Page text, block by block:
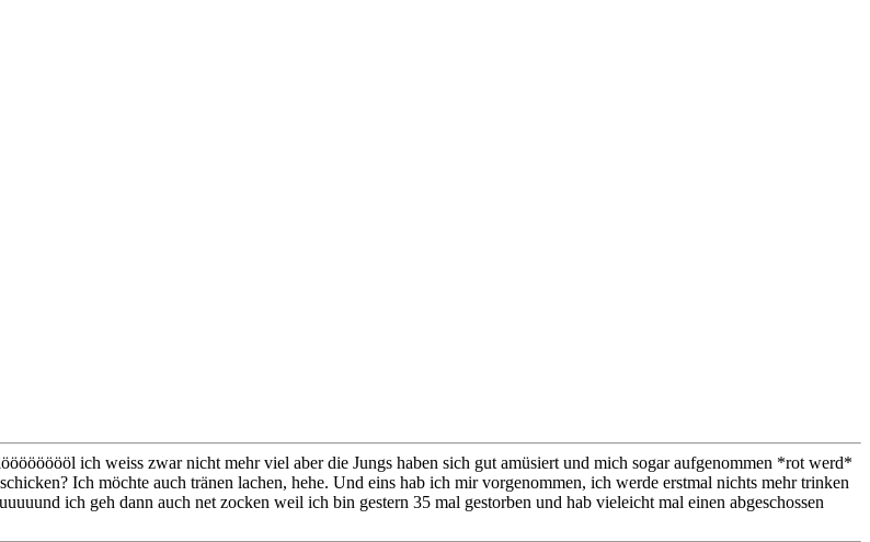
ich weiss zwar nicht mehr viel aber die Jungs haben sich gut amüsiert und mich sogar aufgenommen *rot werd*
Ich möchte auch tränen lachen, hehe. Und eins hab ich mir vorgenommen, ich werde erstmal nichts mehr trinken
ich geh dann auch net zocken weil ich bin gestern 35 mal gestorben und hab vieleicht mal einen abgeschossen